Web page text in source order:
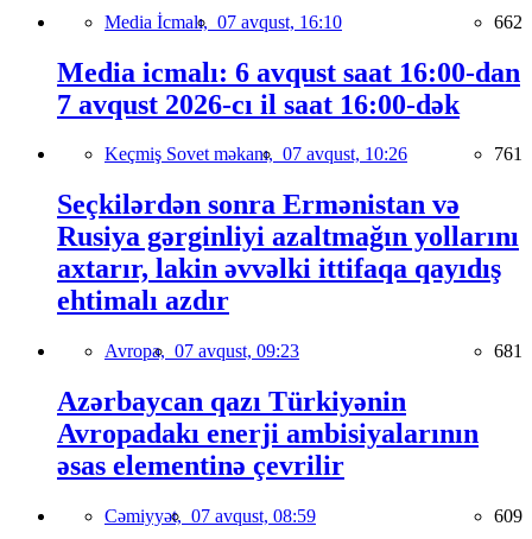
Media İcmalı, 07 avqust, 16:10 662
Media icmalı: 6 avqust saat 16:00-dan
7 avqust 2026-cı il saat 16:00-dək
Keçmiş Sovet məkanı, 07 avqust, 10:26 761
Seçkilərdən sonra Ermənistan və
Rusiya gərginliyi azaltmağın yollarını
axtarır, lakin əvvəlki ittifaqa qayıdış
ehtimalı azdır
Avropa, 07 avqust, 09:23 681
Azərbaycan qazı Türkiyənin
Avropadakı enerji ambisiyalarının
əsas elementinə çevrilir
Cəmiyyət, 07 avqust, 08:59 609